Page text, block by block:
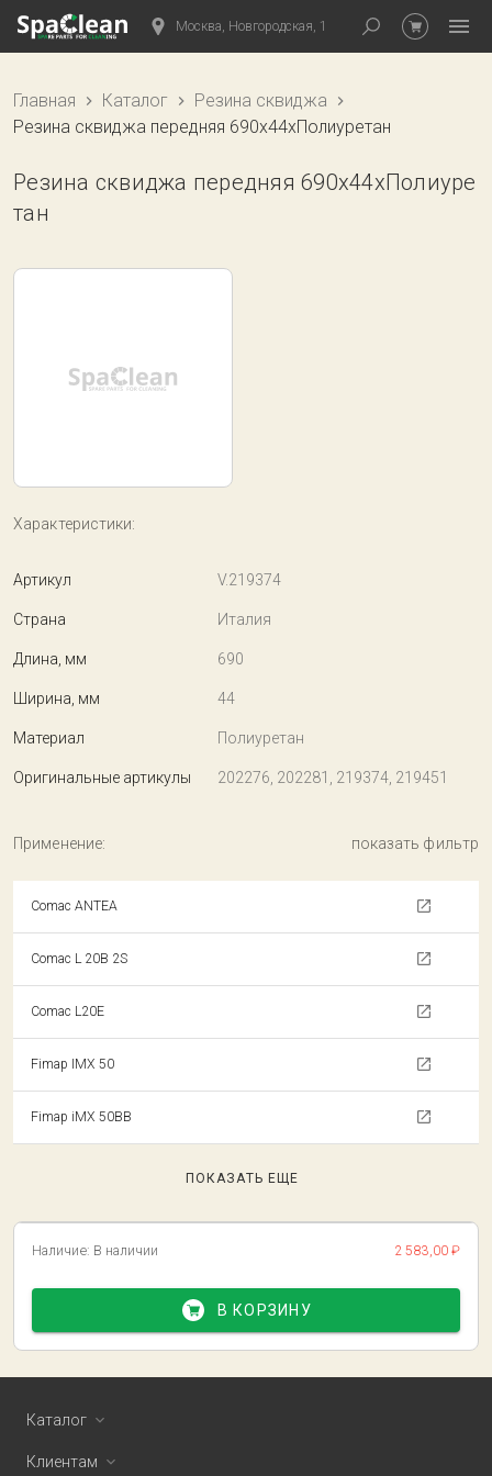
Москва, Новгородская, 1
Главная Каталог
Резина сквиджа
Резина сквиджа передняя 690x44xПолиуретан
Резина сквиджа передняя 690x44xПолиуре
тан
Характеристики:
Артикул V.219374
Страна Италия
Длина, мм 690
Ширина, мм 44
Материал Полиуретан
Оригинальные артикулы 202276, 202281, 219374, 219451
Применение: показать фильтр
Comac ANTEA
Comac L 20B 2S
Comac L20E
Fimap IMX 50
Fimap iMX 50BB
ПОКАЗАТЬ ЕЩЕ
Наличие: В наличии 2 583,00 ₽
В КОРЗИНУ
Каталог
Клиентам